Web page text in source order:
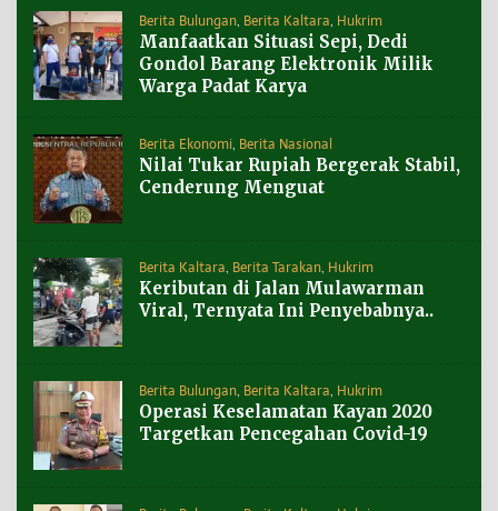
Berita Bulungan Berita Kaltara Hukrim
Manfaatkan Situasi Sepi, Dedi
Gondol Barang Elektronik Milik
Warga Padat Karya
Berita Ekonomi Berita Nasional
Nilai Tukar Rupiah Bergerak Stabil,
Cenderung Menguat
Berita Kaltara Berita Tarakan Hukrim
Keributan di Jalan Mulawarman
Viral, Ternyata Ini Penyebabnya..
Berita Bulungan Berita Kaltara Hukrim
Operasi Keselamatan Kayan 2020
Targetkan Pencegahan Covid-19